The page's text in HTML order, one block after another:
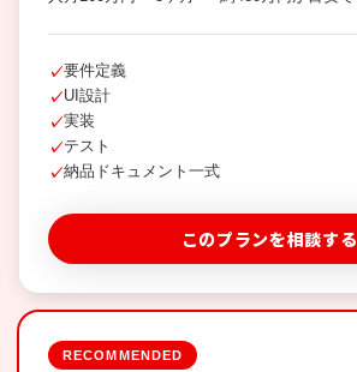
✓要件定義
✓UI設計
✓実装
✓テスト
✓納品ドキュメント一式
このプランを相談する
RECOMMENDED